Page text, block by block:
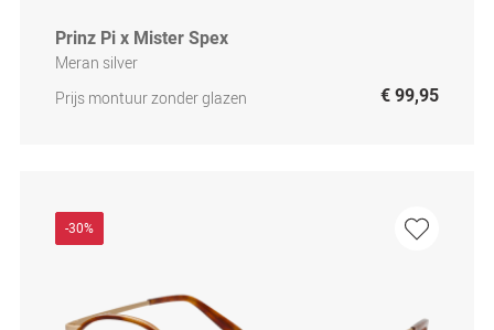
Prinz Pi x Mister Spex
Meran silver
Prijs montuur zonder glazen
€ 99,95
-30%